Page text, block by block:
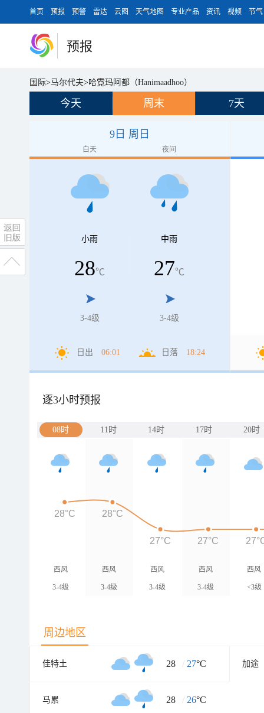
首页 预报 预警 雷达 云图 天气地图 专业产品 资讯 视频 节气
预报
国际>马尔代夫>哈霓玛阿都（Hanimaadhoo）
今天 周末 7天
9日 周日
白天 夜间
小雨
28℃
3-4级
中雨
27℃
3-4级
日出 06:01 日落 18:24
逐3小时预报
08时 11时 14时 17时 20时
西风
3-4级
西风
3-4级
西风
3-4级
西风
3-4级
西风
<3级
28°C 28°C
27°C 27°C
周边地区
佳特土 28 / 27°C 加途
马累 28 / 26°C